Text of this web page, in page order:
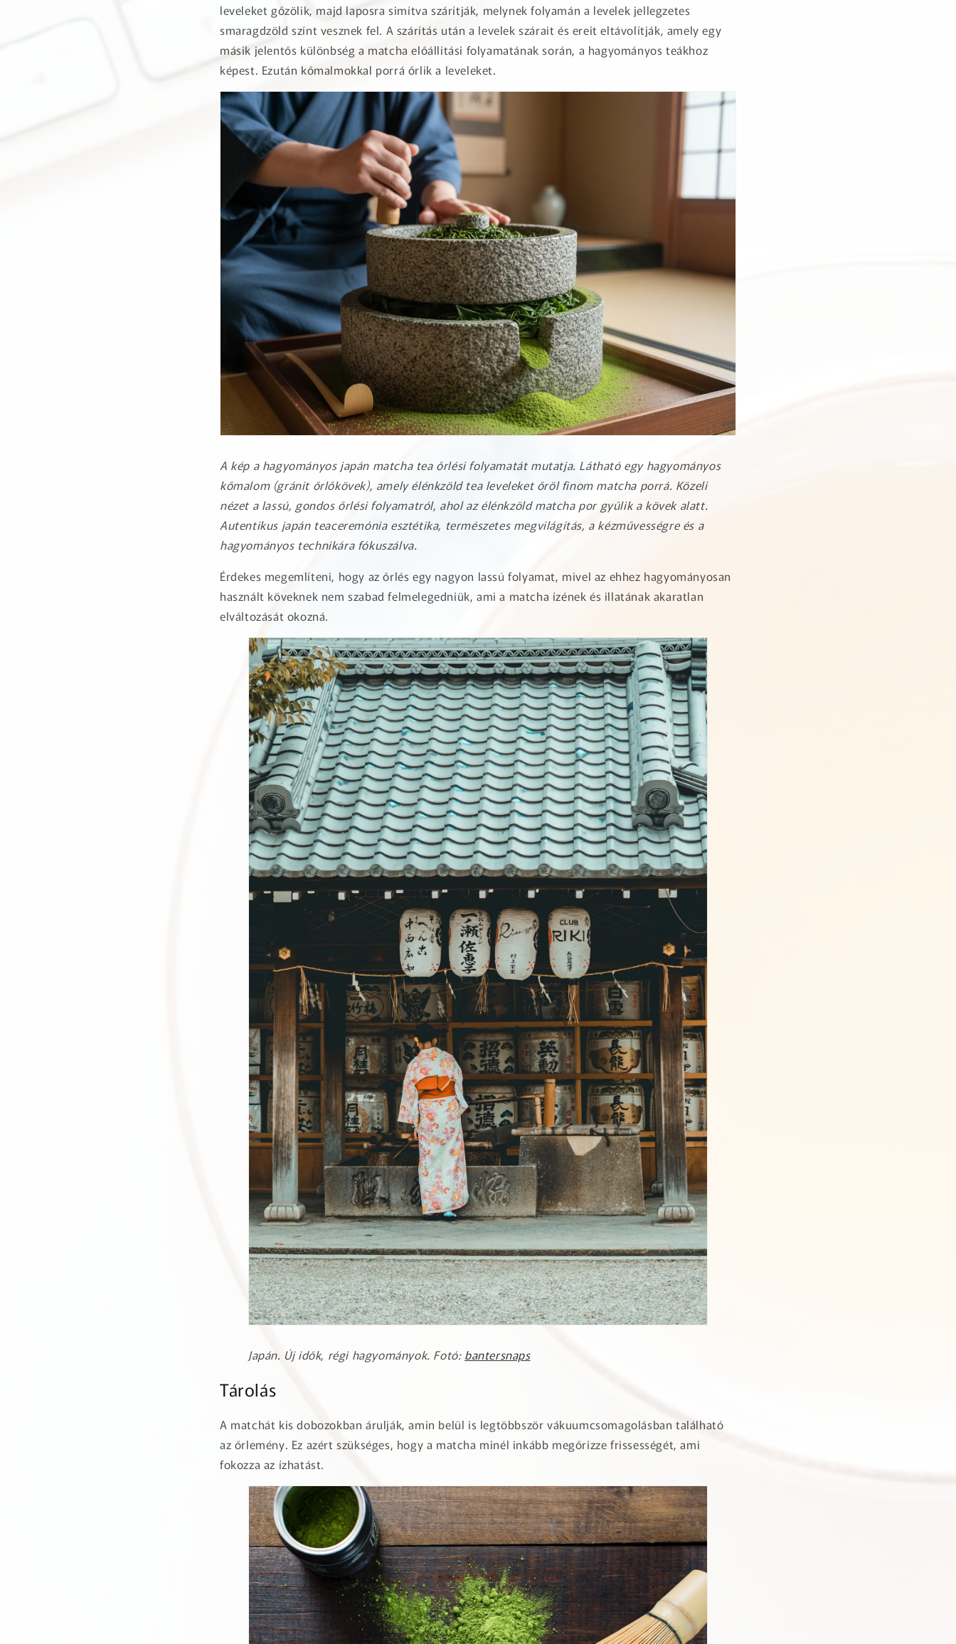
leveleket gőzölik, majd laposra simítva szárítják, melynek folyamán a levelek jellegzetes
smaragdzöld színt vesznek fel. A szárítás után a levelek szárait és ereit eltávolítják, amely egy
másik jelentős különbség a matcha előállítási folyamatának során, a hagyományos teákhoz
képest. Ezután kőmalmokkal porrá őrlik a leveleket.
A kép a hagyományos japán matcha tea őrlési folyamatát mutatja. Látható egy hagyományos
kőmalom (gránit őrlőkövek), amely élénkzöld tea leveleket őröl finom matcha porrá. Közeli
nézet a lassú, gondos őrlési folyamatról, ahol az élénkzöld matcha por gyűlik a kövek alatt.
Autentikus japán teaceremónia esztétika, természetes megvilágítás, a kézművességre és a
hagyományos technikára fókuszálva.
Érdekes megemlíteni, hogy az őrlés egy nagyon lassú folyamat, mivel az ehhez hagyományosan
használt köveknek nem szabad felmelegedniük, ami a matcha ízének és illatának akaratlan
elváltozását okozná.
Japán. Új idők, régi hagyományok. Fotó: bantersnaps
Tárolás
A matchát kis dobozokban árulják, amin belül is legtöbbször vákuumcsomagolásban található
az őrlemény. Ez azért szükséges, hogy a matcha minél inkább megőrizze frissességét, ami
fokozza az ízhatást.